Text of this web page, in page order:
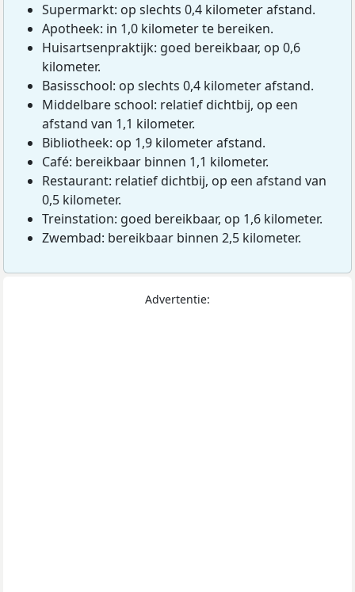
Supermarkt: op slechts 0,4 kilometer afstand.
Apotheek: in 1,0 kilometer te bereiken.
Huisartsenpraktijk: goed bereikbaar, op 0,6
kilometer.
Basisschool: op slechts 0,4 kilometer afstand.
Middelbare school: relatief dichtbij, op een
afstand van 1,1 kilometer.
Bibliotheek: op 1,9 kilometer afstand.
Café: bereikbaar binnen 1,1 kilometer.
Restaurant: relatief dichtbij, op een afstand van
0,5 kilometer.
Treinstation: goed bereikbaar, op 1,6 kilometer.
Zwembad: bereikbaar binnen 2,5 kilometer.
Advertentie: